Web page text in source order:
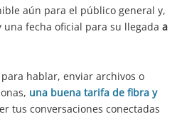
aún para el público general y,
fecha oficial para su llegada a
hablar, enviar archivos o
una buena tarifa de fibra y
tus conversaciones conectadas